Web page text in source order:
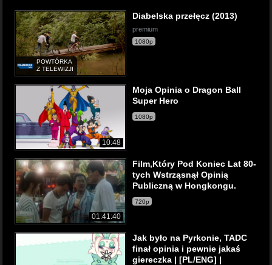
POWTÓRKA
Z TELEWIZJI
Diabelska przełęcz (2013)
premium
1080p
10:48
Moja Opinia o Dragon Ball
Super Hero
1080p
01:41:40
Film,Który Pod Koniec Lat 80-
tych Wstrząsnął Opinią
Publiczną w Hongkongu.
720p
Jak było na Pyrkonie, TADC
finał opinia i pewnie jakaś
giereczka | [PL/ENG] |